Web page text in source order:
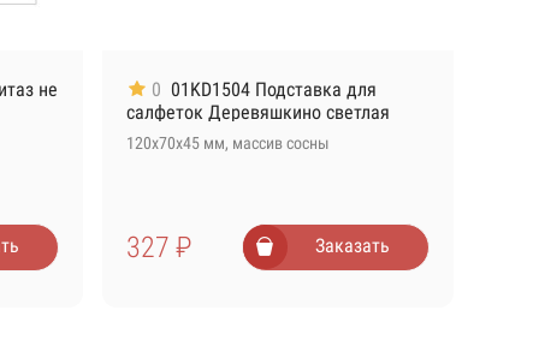
не
0 01KD1504 Подставка для
салфеток Деревяшкино светлая
120х70х45 мм, массив сосны
327 ₽ Заказать